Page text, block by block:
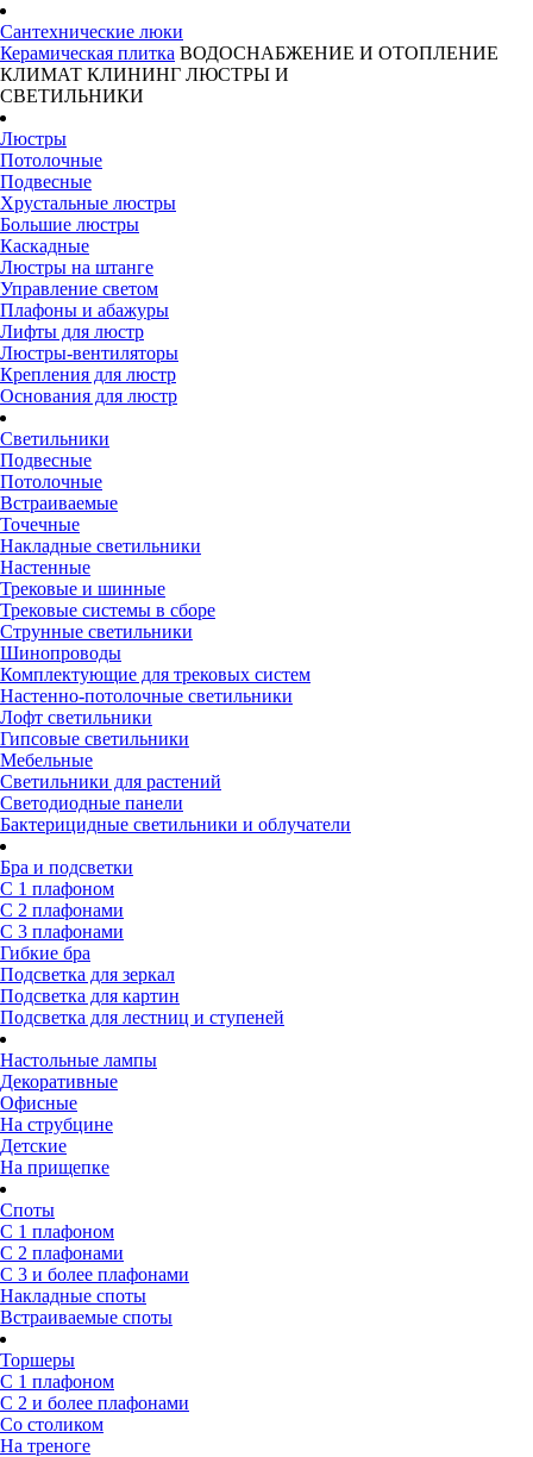
Сантехнические люки
Керамическая плитка ВОДОСНАБЖЕНИЕ И ОТОПЛЕНИЕ
КЛИМАТ КЛИНИНГ ЛЮСТРЫ И
СВЕТИЛЬНИКИ
Люстры
Потолочные
Подвесные
Хрустальные люстры
Большие люстры
Каскадные
Люстры на штанге
Управление светом
Плафоны и абажуры
Лифты для люстр
Люстры-вентиляторы
Крепления для люстр
Основания для люстр
Светильники
Подвесные
Потолочные
Встраиваемые
Точечные
Накладные светильники
Настенные
Трековые и шинные
Трековые системы в сборе
Струнные светильники
Шинопроводы
Комплектующие для трековых систем
Настенно-потолочные светильники
Лофт светильники
Гипсовые светильники
Мебельные
Светильники для растений
Светодиодные панели
Бактерицидные светильники и облучатели
Бра и подсветки
С 1 плафоном
С 2 плафонами
С 3 плафонами
Гибкие бра
Подсветка для зеркал
Подсветка для картин
Подсветка для лестниц и ступеней
Настольные лампы
Декоративные
Офисные
На струбцине
Детские
На прищепке
Споты
С 1 плафоном
С 2 плафонами
С 3 и более плафонами
Накладные споты
Встраиваемые споты
Торшеры
С 1 плафоном
С 2 и более плафонами
Со столиком
На треноге